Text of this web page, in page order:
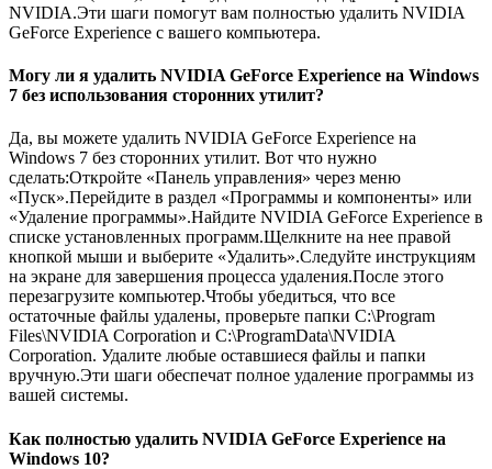
NVIDIA.Эти шаги помогут вам полностью удалить NVIDIA
GeForce Experience с вашего компьютера.
Могу ли я удалить NVIDIA GeForce Experience на Windows
7 без использования сторонних утилит?
Да, вы можете удалить NVIDIA GeForce Experience на
Windows 7 без сторонних утилит. Вот что нужно
сделать:Откройте «Панель управления» через меню
«Пуск».Перейдите в раздел «Программы и компоненты» или
«Удаление программы».Найдите NVIDIA GeForce Experience в
списке установленных программ.Щелкните на нее правой
кнопкой мыши и выберите «Удалить».Следуйте инструкциям
на экране для завершения процесса удаления.После этого
перезагрузите компьютер.Чтобы убедиться, что все
остаточные файлы удалены, проверьте папки C:\Program
Files\NVIDIA Corporation и C:\ProgramData\NVIDIA
Corporation. Удалите любые оставшиеся файлы и папки
вручную.Эти шаги обеспечат полное удаление программы из
вашей системы.
Как полностью удалить NVIDIA GeForce Experience на
Windows 10?